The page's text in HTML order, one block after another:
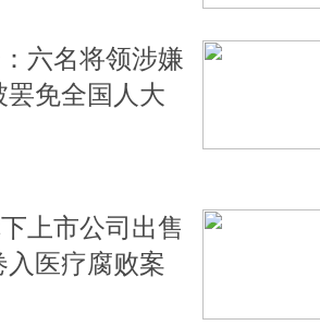
六名将领涉嫌
免全国人大
上市公司出售
医疗腐败案